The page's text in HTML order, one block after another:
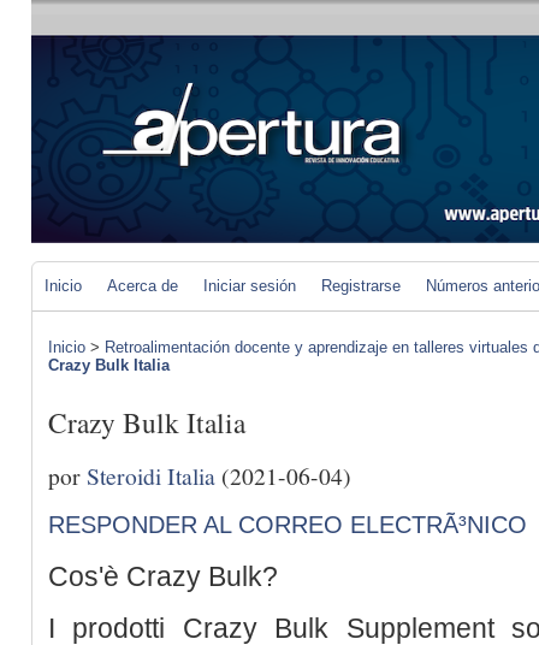
Inicio Acerca de Iniciar sesión Registrarse Números
Inicio > Retroalimentación docente y aprendizaje en talleres virtuales
Crazy Bulk Italia
Crazy Bulk Italia
porSteroidi Italia (2021-06-04)
RESPONDER AL CORREO ELECTRÃ³NICO
Cos'è Crazy Bulk?
I prodotti Crazy Bulk Supplement